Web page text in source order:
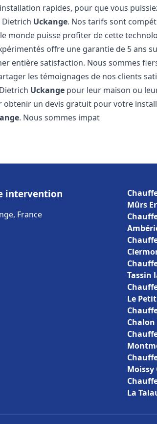
rapides, pour que vous
Dietrich Uckange. Nos tarifs sont
monde puisse profiter de cette
offre une garantie de 5 ans
entière satisfaction. Nous sommes
les témoignages de nos clients
Uckange pour leur maison ou
obtenir un devis gratuit pour votre
. Nous sommes impat
intervention
France
Mûrs
Tassin
Le
Chalon
Moissy
La